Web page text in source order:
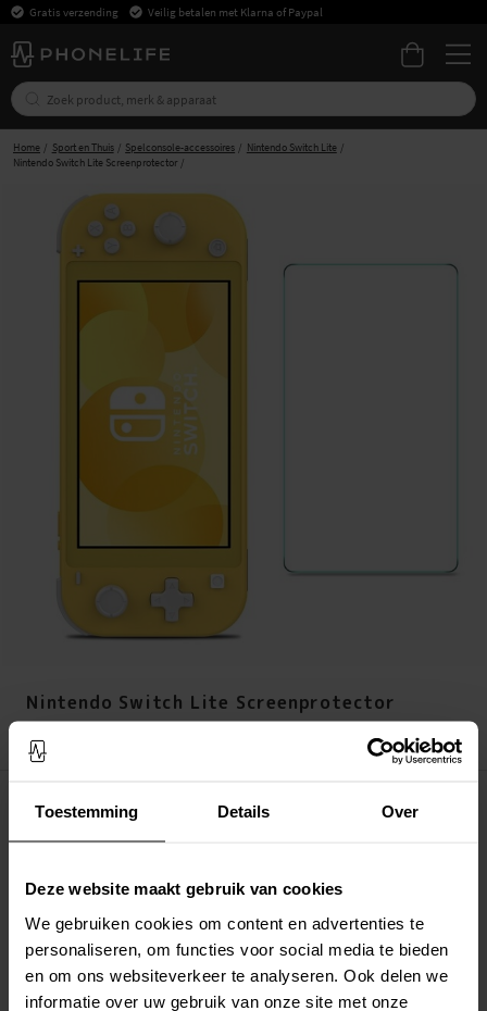
Toestemming Details Over
Deze website maakt gebruik van cookies
We gebruiken cookies om content en advertenties te
personaliseren, om functies voor social media te bieden
en om ons websiteverkeer te analyseren. Ook delen we
informatie over uw gebruik van onze site met onze
Gratis verzending Veilig betalen met Klarna of Paypal
Home Sport en Thuis Spelconsole-accessoires
Nintendo Switch Lite
Nintendo Switch Lite Screenprotector
Nintendo Switch Lite Screenprotector
Prijs:€ 5,95
€ 5,95
Op voorraad (4 stuks)
Altijd gratis verzending
Snelle levering met DHL, Budbee of Postnord
Verstuurd vanuit ons magazijn in Zweden
Veilig betalen met Klarna of Paypal
30 dagen retourrecht